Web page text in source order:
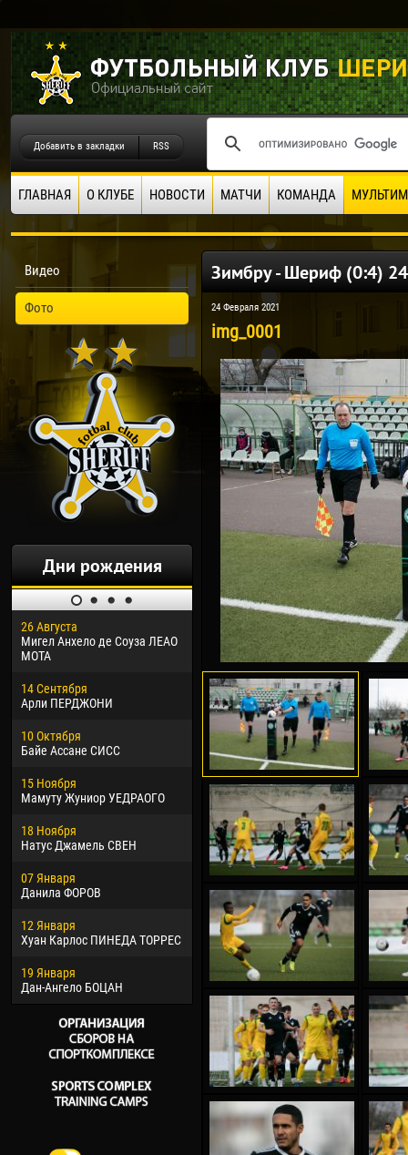
Добавить в закладки RSS
ГЛАВНАЯ О КЛУБЕ НОВОСТИ МАТЧИ КОМАНДА
Видео
Фото
Дни рождения
26 Августа
Мигел Анхело де Соуза ЛЕАО
МОТА
14 Сентября
Арли ПЕРДЖОНИ
10 Октября
Байе Ассане СИСС
15 Ноября
Мамуту Жуниор УЕДРАОГО
18 Ноября
Натус Джамель СВЕН
07 Января
Данила ФОРОВ
12 Января
Хуан Карлос ПИНЕДА ТОРРЕС
19 Января
Дан-Ангело БОЦАН
30 Января
Дорасо Морео КЛАС
24 Февраля
Владислав КОСТИН
02 Марта
Вячеслав КОЗМА
09 Марта
Эммануэль АФЕТСЕ
20 Марта
Хайдер Морено АСПРИЛЬЯ
22 Марта
Самба КОНЕ
26 Марта
Витор Уго Морайс де
ОЛИВЕЙРА
28 Марта
04
24
15
24
28
10
15
Зимбру - Шериф (0:4)
24 Февраля 2021
img_0001